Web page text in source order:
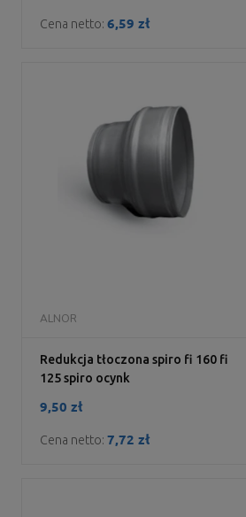
Cena netto: 6,59 zł
Redukcja tłoczona spiro fi 160 fi
125 spiro ocynk
ALNOR
9,50 zł
Cena netto: 7,72 zł